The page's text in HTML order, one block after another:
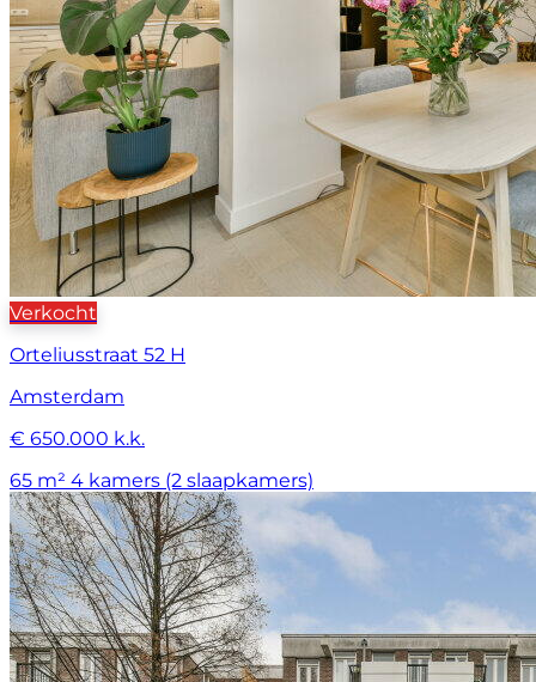
Verkocht
Orteliusstraat 52 H
Amsterdam
€ 650.000 k.k.
65 m² 4 kamers (2 slaapkamers)